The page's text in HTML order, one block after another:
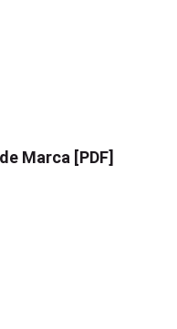
Marca [PDF]